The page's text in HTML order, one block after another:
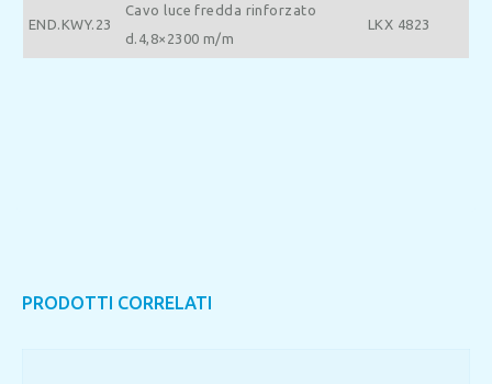
END.KWY.23
Cavo luce fredda rinforzato
d.4,8×2300 m/m
LKX 4823
PRODOTTI CORRELATI